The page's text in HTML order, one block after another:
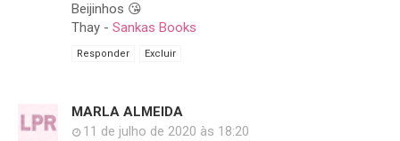
Beijinhos 😘
Thay - Sankas Books
Responder Excluir
MARLA ALMEIDA
11 de julho de 2020 às 18:20